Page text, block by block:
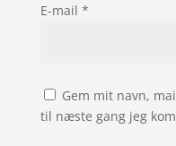
E-mail *
Gem mit navn,
til næste gang jeg